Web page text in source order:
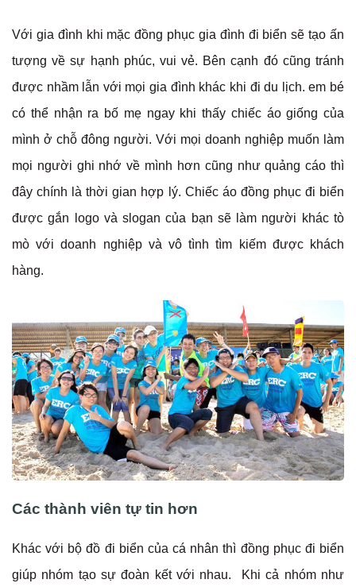
Với gia đình khi mặc đồng phục gia đình đi biển sẽ tạo ấn
tượng về sự hạnh phúc, vui vẻ. Bên cạnh đó cũng tránh
được nhầm lẫn với mọi gia đình khác khi đi du lịch. em bé
có thể nhận ra bố mẹ ngay khi thấy chiếc áo giống của
mình ở chỗ đông người. Với mọi doanh nghiệp muốn làm
mọi người ghi nhớ về mình hơn cũng như quảng cáo thì
đây chính là thời gian hợp lý. Chiếc áo đồng phục đi biển
được gắn logo và slogan của bạn sẽ làm người khác tò
mò với doanh nghiệp và vô tình tìm kiếm được khách
hàng.
Các thành viên tự tin hơn
Khác với bộ đồ đi biển của cá nhân thì đồng phục đi biển
giúp nhóm tạo sự đoàn kết với nhau. Khi cả nhóm như